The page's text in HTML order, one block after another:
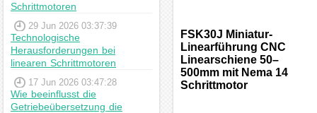
Schrittmotoren
29 Jun 2026 03:37:39
Technologische
Herausforderungen bei
linearen Schrittmotoren
17 Jun 2026 03:47:28
Wie beeinflusst die
Getriebeübersetzung die
FSK30J Miniatur-
Linearführung CNC
Linearschiene 50–
500mm mit Nema 14
Schrittmotor